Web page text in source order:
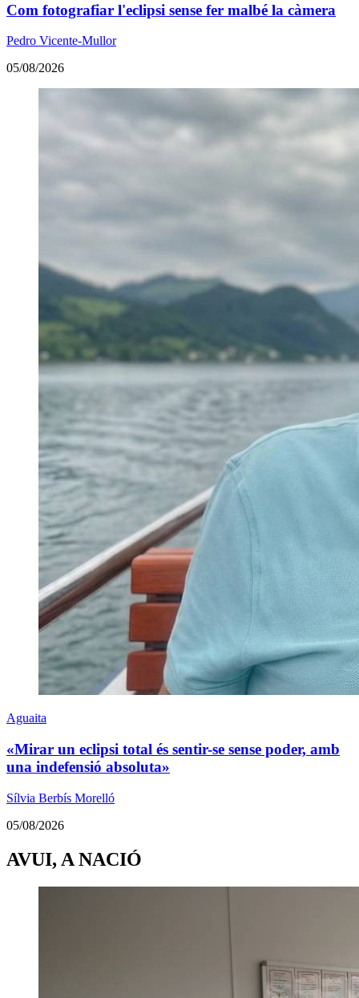
Com fotografiar l'eclipsi sense fer malbé la càmera
Pedro Vicente-Mullor
05/08/2026
Aguaita
«Mirar un eclipsi total és sentir-se sense poder, amb
una indefensió absoluta»
Sílvia Berbís Morelló
05/08/2026
AVUI, A NACIÓ